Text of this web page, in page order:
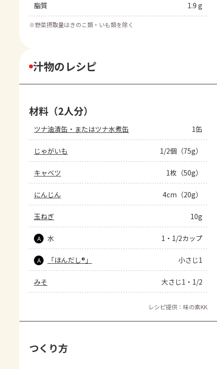
脂質 1.9 g
※野菜摂取量はきのこ類・いも類を除く
汁物のレシピ
材料（2人分）
ツナ油漬缶・またはツナ水煮缶 1缶
じゃがいも 1/2個（75g）
キャベツ 1枚（50g）
にんじん 4cm（20g）
玉ねぎ 10g
A 水 1・1/2カップ
A 「ほんだし®」 小さじ1
みそ 大さじ1・1/2
レシピ提供：味の素KK
つくり方